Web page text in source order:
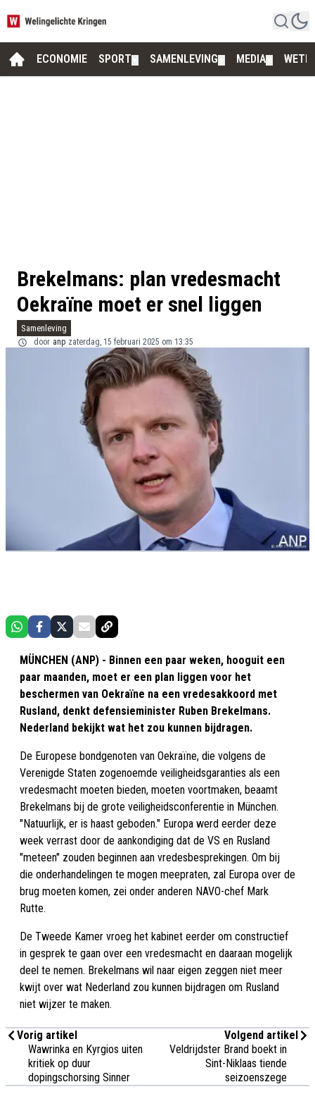
ECONOMIE SPORT SAMENLEVING MEDIA
Brekelmans: plan vredesmacht
Oekraïne moet er snel liggen
Samenleving
door anp zaterdag, 15 februari 2025 om 13:35
MÜNCHEN (ANP) - Binnen een paar weken, hooguit een
paar maanden, moet er een plan liggen voor het
beschermen van Oekraïne na een vredesakkoord met
Rusland, denkt defensieminister Ruben Brekelmans.
Nederland bekijkt wat het zou kunnen bijdragen.
De Europese bondgenoten van Oekraïne, die volgens de
Verenigde Staten zogenoemde veiligheidsgaranties als een
vredesmacht moeten bieden, moeten voortmaken, beaamt
Brekelmans bij de grote veiligheidsconferentie in München.
"Natuurlijk, er is haast geboden." Europa werd eerder deze
week verrast door de aankondiging dat de VS en Rusland
"meteen" zouden beginnen aan vredesbesprekingen. Om bij
die onderhandelingen te mogen meepraten, zal Europa over de
brug moeten komen, zei onder anderen NAVO-chef Mark
Rutte.
De Tweede Kamer vroeg het kabinet eerder om constructief
in gesprek te gaan over een vredesmacht en daaraan mogelijk
deel te nemen. Brekelmans wil naar eigen zeggen niet meer
kwijt over wat Nederland zou kunnen bijdragen om Rusland
niet wijzer te maken.
Vorig artikel
Wawrinka en Kyrgios uiten
kritiek op duur
dopingschorsing Sinner
Volgend artikel
Veldrijdster Brand boekt in
Sint-Niklaas tiende
seizoenszege